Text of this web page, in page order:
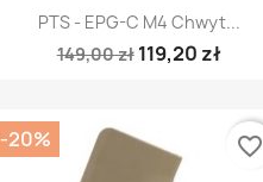
Szybki podgląd
PTS - EPG-C M4 Chwyt...
149,00 zł 119,20 zł
-20% favorite_border